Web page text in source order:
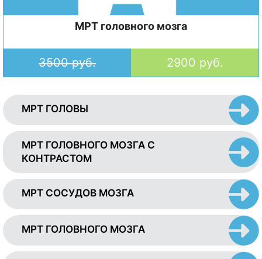
МРТ головного мозга
3500 руб. 2900 руб.
МРТ ГОЛОВЫ
МРТ ГОЛОВНОГО МОЗГА С
КОНТРАСТОМ
МРТ СОСУДОВ МОЗГА
МРТ ГОЛОВНОГО МОЗГА